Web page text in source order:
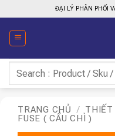
qua
nội
dung
ĐẠI LÝ PHÂN PHỐI
kiếm:
TRANG CHỦ / THIẾT
FUSE ( CẦU CHÌ )